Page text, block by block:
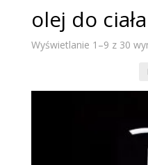
olej do ciała
Wyświetlanie 1–9 z 30